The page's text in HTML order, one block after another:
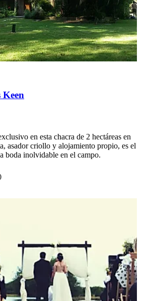
Keen
en esta chacra de 2 hectáreas en
asador criollo y alojamiento propio, es el
boda inolvidable en el campo.